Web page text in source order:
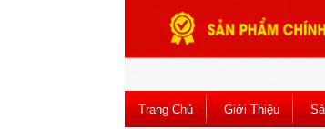
Trang Chủ Giới Thiệu